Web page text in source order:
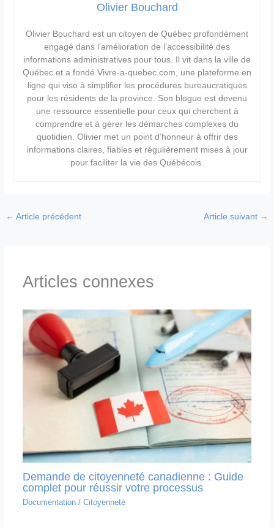
Olivier Bouchard
Olivier Bouchard est un citoyen de Québec profondément
engagé dans l’amélioration de l’accessibilité des
informations administratives pour tous. Il vit dans la ville de
Québec et a fondé Vivre-a-quebec.com, une plateforme en
ligne qui vise à simplifier les procédures bureaucratiques
pour les résidents de la province. Son blogue est devenu
une ressource essentielle pour ceux qui cherchent à
comprendre et à gérer les démarches complexes du
quotidien. Olivier met un point d’honneur à offrir des
informations claires, fiables et régulièrement mises à jour
pour faciliter la vie des Québécois.
← Article précédent Article suivant →
Articles connexes
Demande de citoyenneté canadienne : Guide
complet pour réussir votre processus
Documentation/ Citoyenneté